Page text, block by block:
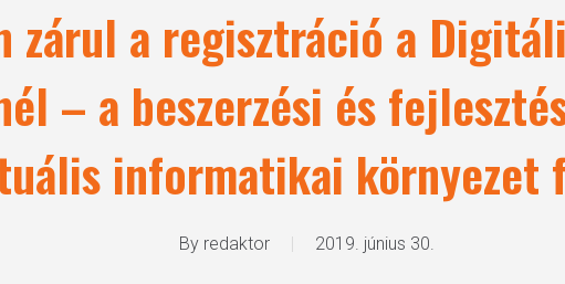
zárul a regisztráció a
– a beszerzési és
informatikai környezet
By redaktor 2019. június 30.